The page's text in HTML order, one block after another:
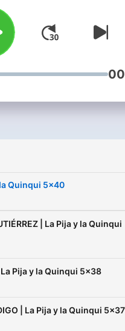
la Quinqui 5x40
| La Pija y la Quinqui
La Pija y la Quinqui 5x38
| La Pija y la Quinqui 5x37